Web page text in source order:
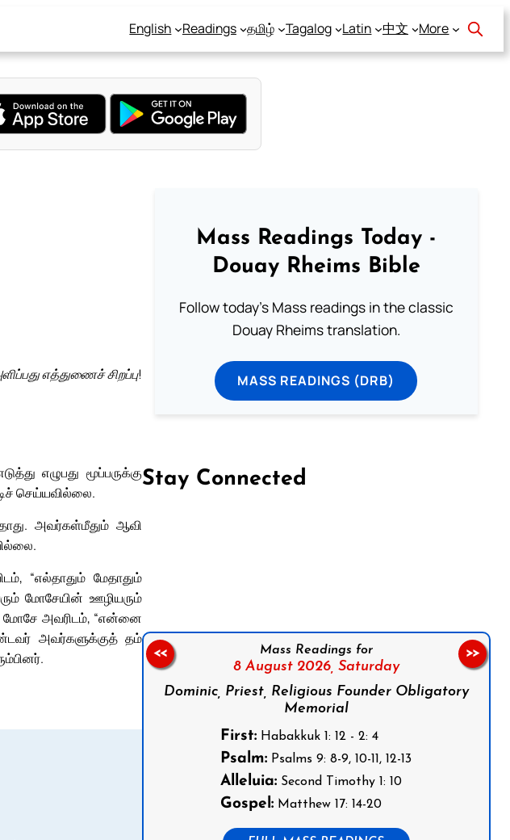
English Readings தமிழ் Tagalog Latin 中文 More
எத்துணைச் சிறப்பு!
எழுபது மூப்பருக்கு
செய்யவில்லை.
அவர்கள்மீதும் ஆவி
“எல்தாதும் மேதாதும்
மோசேயின் ஊழியரும்
மோசே அவரிடம், “என்னை
அவர்களுக்குத் தம்
Mass Readings Today -
Douay Rheims Bible
Follow today's Mass readings in the classic
Douay Rheims translation.
MASS READINGS (DRB)
Stay Connected
Mass Readings for
8 August 2026, Saturday
Dominic, Priest, Religious Founder Obligatory
Memorial
First: Habakkuk 1: 12 - 2: 4
Psalm: Psalms 9: 8-9, 10-11, 12-13
Alleluia: Second Timothy 1: 10
Gospel: Matthew 17: 14-20
<< >>